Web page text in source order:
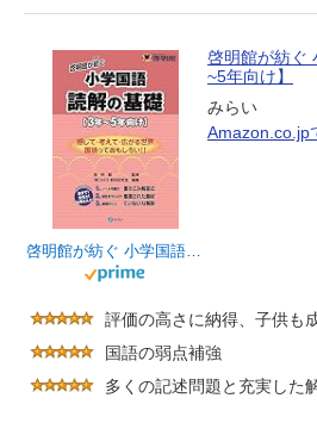
啓明館が紡ぐ 小学国語 読解の基礎【3年~5年向け】
啓明館が紡ぐ
~5年向け】
みらい
Amazon.co.jp
評価の高さに納得、子供も
国語の弱点補強
多くの記述問題と充実した